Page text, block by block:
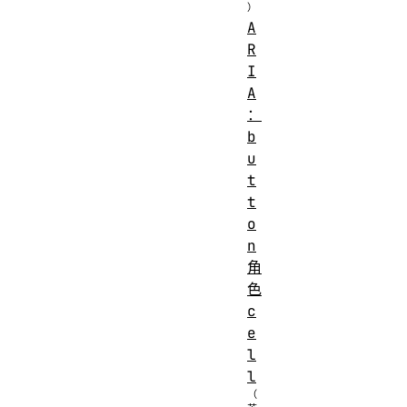
A
R
I
A
：
b
u
t
t
o
n
角
色
c
e
l
l